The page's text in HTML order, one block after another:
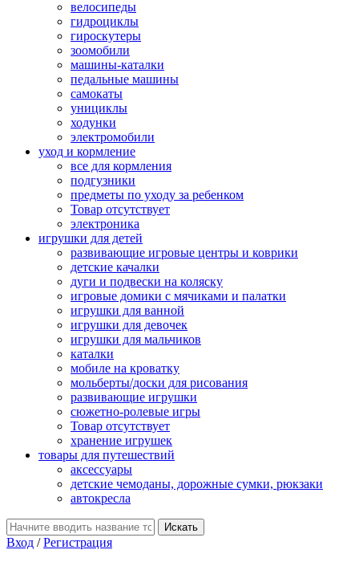
велосипеды
гидроциклы
гироскутеры
зоомобили
машины-каталки
педальные машины
самокаты
унициклы
ходунки
электромобили
уход и кормление
все для кормления
подгузники
предметы по уходу за ребенком
Товар отсутствует
электроника
игрушки для детей
развивающие игровые центры и коврики
детские качалки
дуги и подвески на коляску
игровые домики с мячиками и палатки
игрушки для ванной
игрушки для девочек
игрушки для мальчиков
каталки
мобиле на кроватку
мольберты/доски для рисования
развивающие игрушки
сюжетно-ролевые игры
Товар отсутствует
хранение игрушек
товары для путешествий
аксессуары
детские чемоданы, дорожные сумки, рюкзаки
автокресла
Вход /Регистрация